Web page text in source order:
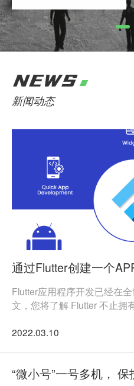
NEWS
新闻动态
通过Flutter创建一个
Flutter应用程序开发已经在
文，您将了解 Flutter 不止拥
2022.03.10
“微小号”一号多机，